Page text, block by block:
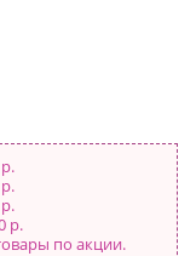
р.
по акции.